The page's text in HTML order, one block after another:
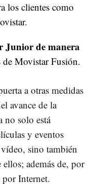
los clientes como
Junior de manera
de Movistar Fusión.
a otras medidas
avance de la
no solo está
y eventos
sino también
además de, por
por Internet.